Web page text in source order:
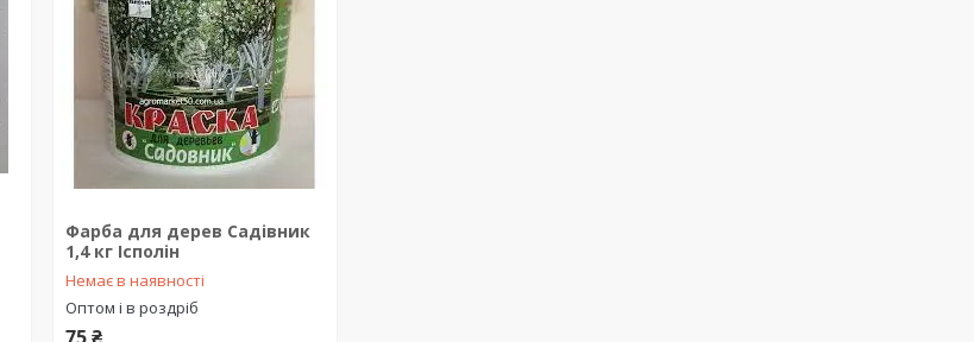
Фарба для дерев Садівник
1,4 кг Ісполін
Немає в наявності
Оптом і в роздріб